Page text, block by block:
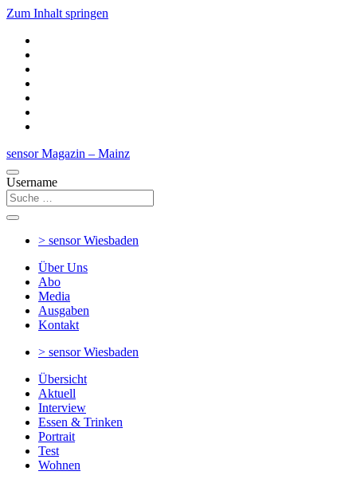
Zum Inhalt springen
sensor Magazin – Mainz
Username
> sensorWiesbaden
Über Uns
Abo
Media
Ausgaben
Kontakt
> sensorWiesbaden
Übersicht
Aktuell
Interview
Essen & Trinken
Portrait
Test
Wohnen